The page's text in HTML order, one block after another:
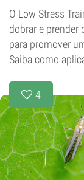
O Low Stress
dobrar e prender
para promover
Saiba como
4